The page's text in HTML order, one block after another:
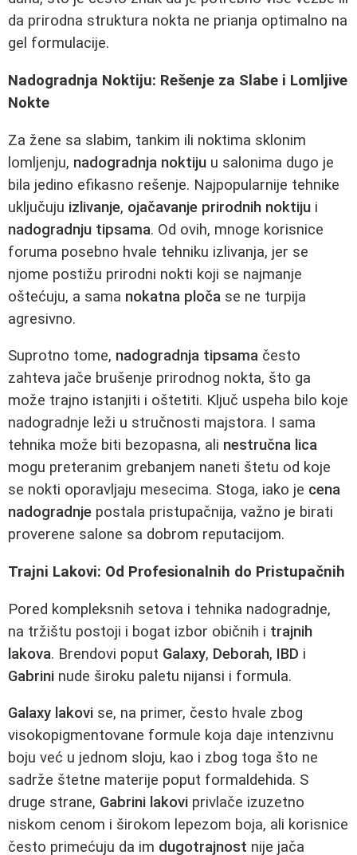
da prirodna struktura nokta ne prianja optimalno na
gel formulacije.
Nadogradnja Noktiju: Rešenje za Slabe i Lomljive
Nokte
Za žene sa slabim, tankim ili noktima sklonim
lomljenju, nadogradnja noktiju u salonima dugo je
bila jedino efikasno rešenje. Najpopularnije tehnike
uključuju izlivanje, ojačavanje prirodnih noktiju i
nadogradnju tipsama. Od ovih, mnoge korisnice
foruma posebno hvale tehniku izlivanja, jer se
njome postižu prirodni nokti koji se najmanje
oštećuju, a sama nokatna ploča se ne turpija
agresivno.
Suprotno tome, nadogradnja tipsama često
zahteva jače brušenje prirodnog nokta, što ga
može trajno istanjiti i oštetiti. Ključ uspeha bilo koje
nadogradnje leži u stručnosti majstora. I sama
tehnika može biti bezopasna, ali nestručna lica
mogu preteranim grebanjem naneti štetu od koje
se nokti oporavljaju mesecima. Stoga, iako je cena
nadogradnje postala pristupačnija, važno je birati
proverene salone sa dobrom reputacijom.
Trajni Lakovi: Od Profesionalnih do Pristupačnih
Pored kompleksnih setova i tehnika nadogradnje,
na tržištu postoji i bogat izbor običnih i trajnih
lakova. Brendovi poput Galaxy, Deborah, IBD i
Gabrini nude široku paletu nijansi i formula.
Galaxy lakovi se, na primer, često hvale zbog
visokopigmentovane formule koja daje intenzivnu
boju već u jednom sloju, kao i zbog toga što ne
sadrže štetne materije poput formaldehida. S
druge strane, Gabrini lakovi privlače izuzetno
niskom cenom i širokom lepezom boja, ali korisnice
često primećuju da im dugotrajnost nije jača